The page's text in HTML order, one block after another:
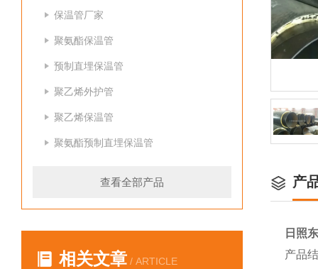
保温管厂家
聚氨酯保温管
预制直埋保温管
聚乙烯外护管
聚乙烯保温管
聚氨酯预制直埋保温管
查看全部产品
相关文章 / ARTICLE
产
日照
产品